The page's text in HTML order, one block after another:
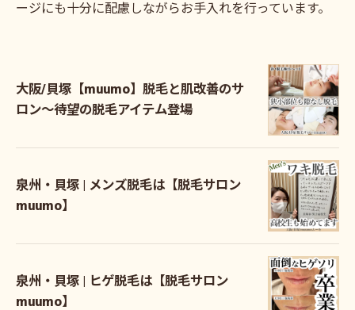
ージにも十分に配慮しながらお手入れを行っています。
大阪/貝塚【muumo】脱毛と肌改善のサ
ロン～待望の脱毛アイテム登場
泉州・貝塚 | メンズ脱毛は【脱毛サロン
muumo】
泉州・貝塚 | ヒゲ脱毛は【脱毛サロン
muumo】